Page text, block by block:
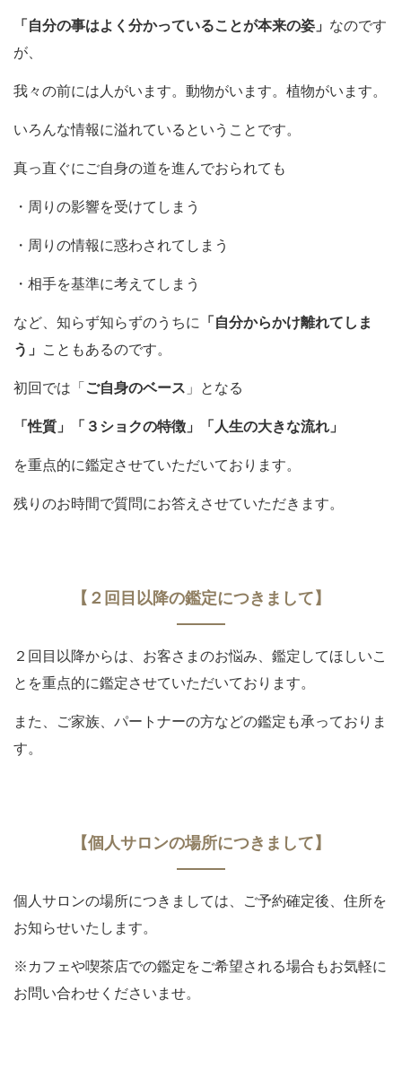
「自分の事はよく分かっていることが本来の姿」 なのです
が、
我々の前には人がいます。動物がいます。植物がいます。
いろんな情報に溢れているということです。
真っ直ぐにご自身の道を進んでおられても
・周りの影響を受けてしまう
・周りの情報に惑わされてしまう
・相手を基準に考えてしまう
など、知らず知らずのうちに
「自分からかけ離れてしま
う」
こともあるのです。
初回では「 ご自身のベース 」となる
「性質」「３ショクの特徴」「人生の大きな流れ」
を重点的に鑑定させていただいております。
残りのお時間で質問にお答えさせていただきます。
【２回目以降の鑑定につきまして】
２回目以降からは、お客さまのお悩み、鑑定してほしいこ
とを重点的に鑑定させていただいております。
また、ご家族、パートナーの方などの鑑定も承っておりま
す。
【個人サロンの場所につきまして】
個人サロンの場所につきましては、ご予約確定後、住所を
お知らせいたします。
※カフェや喫茶店での鑑定をご希望される場合もお気軽に
お問い合わせくださいませ。